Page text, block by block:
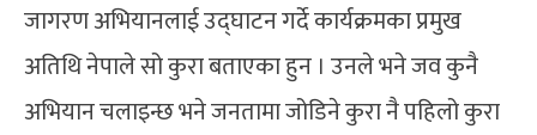
जागरण अभियानलाई उद्घाटन गर्दे कार्यक्रमका प्रमुख
अतिथि नेपाले सो कुरा बताएका हुन । उनले भने जव कुनै
अभियान चलाइन्छ भने जनतामा जोडिने कुरा नै पहिलो कुरा